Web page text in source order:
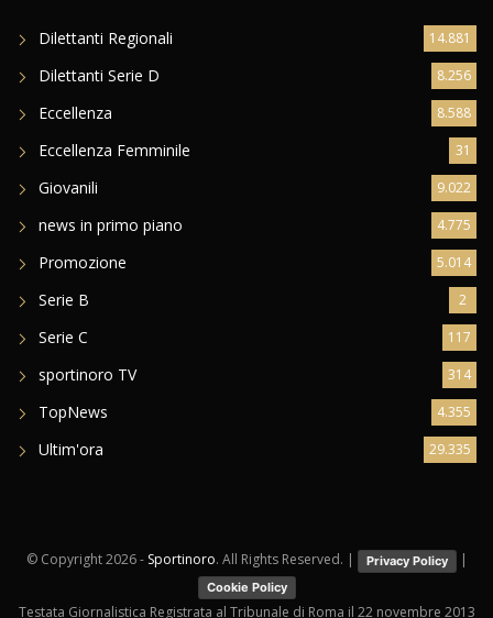
Dilettanti Regionali 14.881
Dilettanti Serie D 8.256
Eccellenza 8.588
Eccellenza Femminile 31
Giovanili 9.022
news in primo piano 4.775
Promozione 5.014
Serie B 2
Serie C 117
sportinoro TV 314
TopNews 4.355
Ultim'ora 29.335
© Copyright2026 - Sportinoro. All Rights Reserved. | Privacy Policy |
Cookie Policy
Testata Giornalistica Registrata al Tribunale di Roma il 22 novembre 2013